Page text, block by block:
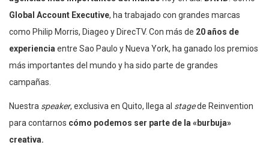
Global Account Executive, ha trabajado con grandes marcas
como Philip Morris, Diageo y DirecTV. Con más de 20 años de
experiencia entre Sao Paulo y Nueva York, ha ganado los premios
más importantes del mundo y ha sido parte de grandes
campañas.
Nuestra speaker, exclusiva en Quito, llega al stagede Reinvention
para contarnos cómo podemos ser parte de la «burbuja»
creativa.